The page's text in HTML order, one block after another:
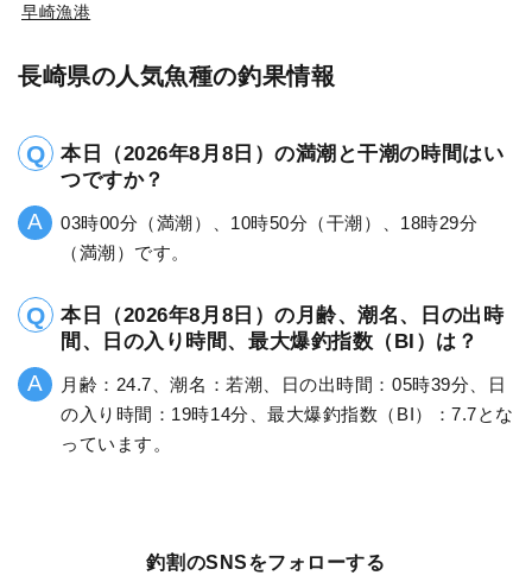
早崎漁港
長崎県の人気魚種の釣果情報
本日（2026年8月8日）の満潮と干潮の時間はい
つですか？
03時00分（満潮）、10時50分（干潮）、18時29分
（満潮）です。
本日（2026年8月8日）の月齢、潮名、日の出時
間、日の入り時間、最大爆釣指数（BI）は？
月齢：24.7、潮名：若潮、日の出時間：05時39分、日
の入り時間：19時14分、最大爆釣指数（BI）：7.7とな
っています。
釣割のSNSをフォローする